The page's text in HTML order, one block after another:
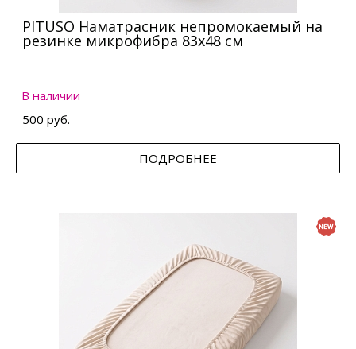
PITUSO Наматрасник непромокаемый на
резинке микрофибра 83х48 см
В наличии
500 руб.
ПОДРОБНЕЕ